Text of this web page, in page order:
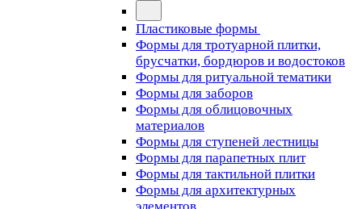
Пластиковые формы
Формы для тротуарной плитки,
брусчатки, бордюров и водостоков
Формы для ритуальной тематики
Формы для заборов
Формы для облицовочных
материалов
Формы для ступеней лестницы
Формы для парапетных плит
Формы для тактильной плитки
Формы для архитектурных